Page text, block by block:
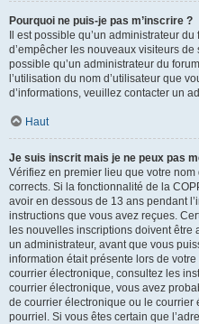
Pourquoi ne puis-je pas m’inscrire ?
Il est possible qu’un administrateur
d’empêcher les nouveaux visiteurs
possible qu’un administrateur du
l’utilisation du nom d’utilisateur que
d’informations, veuillez contacter un
Haut
Je suis inscrit mais je ne peux pas
Vérifiez en premier lieu que votre
corrects. Si la fonctionnalité de la
avoir en dessous de 13 ans pendant
instructions que vous avez reçues.
les nouvelles inscriptions doivent être
un administrateur, avant que vous
information était présente lors de
courrier électronique, consultez les
courrier électronique, vous avez
de courrier électronique ou le courrier
pourriel. Si vous êtes certain que